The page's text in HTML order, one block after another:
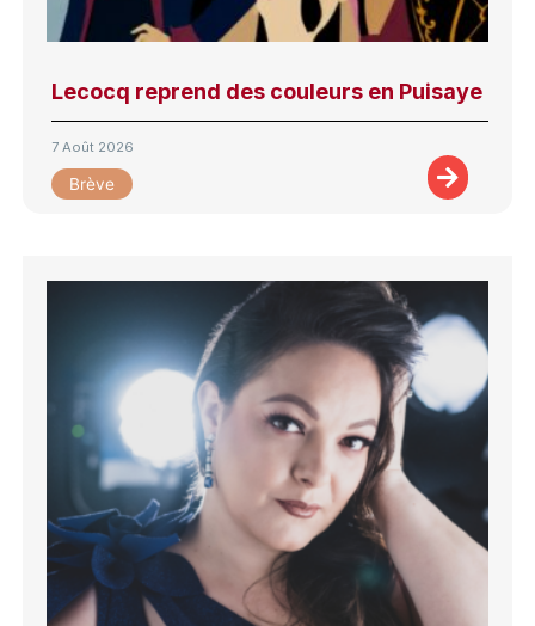
Lecocq reprend des couleurs en Puisaye
7 Août 2026
Brève